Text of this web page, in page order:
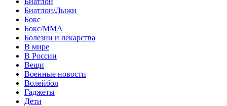
Биатлон/Лыжи
Бокс
Бокс/MMA
Болезни и лекарства
В мире
В России
Вещи
Военные новости
Волейбол
Гаджеты
Дети